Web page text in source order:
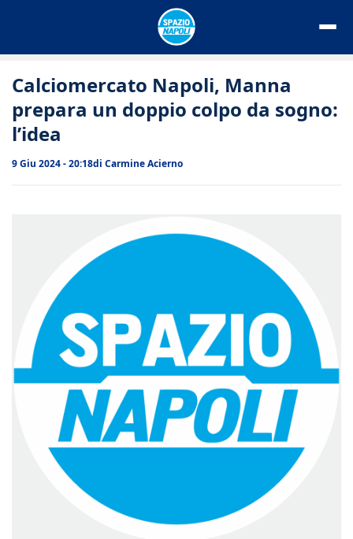
Calciomercato Napoli, Manna
prepara un doppio colpo da sogno:
l’idea
9 Giu 2024 - 20:18di Carmine Acierno